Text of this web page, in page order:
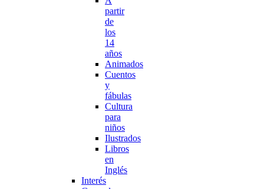
partir
de
los
14
años
Animados
Cuentos
y
fábulas
Cultura
para
niños
Ilustrados
Libros
en
Inglés
Interés